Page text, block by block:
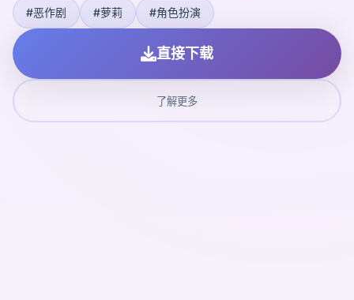
#恶作剧 #萝莉 #角色扮演
直接下载
了解更多